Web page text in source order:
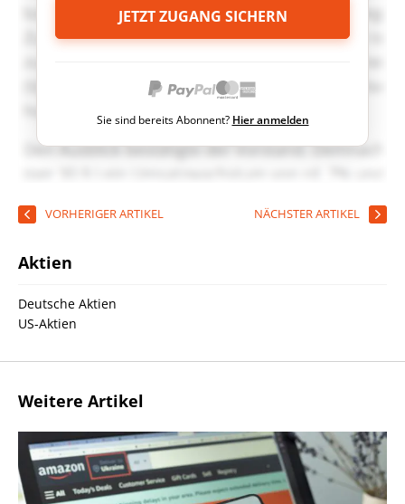
JETZT ZUGANG SICHERN
Sie sind bereits Abonnent? Hier anmelden
VORHERIGER ARTIKEL NÄCHSTER ARTIKEL
Aktien
Deutsche Aktien
US-Aktien
Weitere Artikel